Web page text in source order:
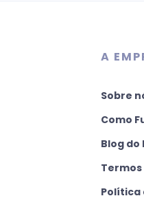
A
Sobre
Como
Blog do
Política